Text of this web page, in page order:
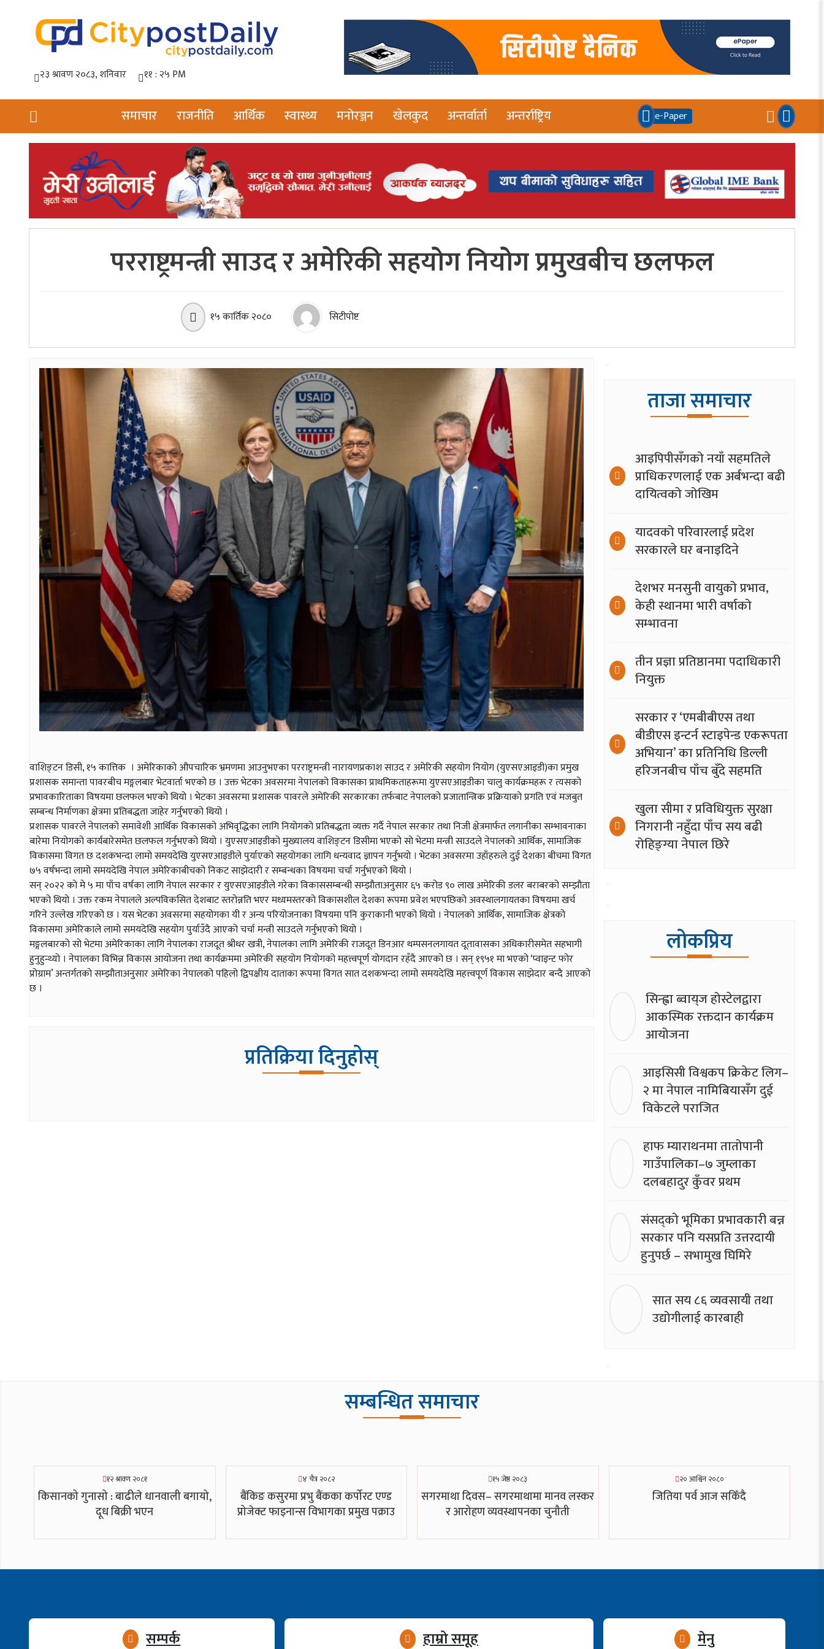
समाचार राजनीति आर्थिक स्वास्थ्य मनोरञ्जन खेलकुद अन्तर्वार्ता अन्तर्राष्ट्रिय e-Paper
परराष्ट्रमन्त्री साउद र अमेरिकी सहयोग नियोग प्रमुखबीच छलफल
१५ कार्तिक २०८० सिटीपोष्ट
वाशिङ्टन डिसी, १५ कात्तिक । अमेरिकाको औपचारिक भ्रमणमा आउनुभएका परराष्ट्रमन्त्री नारायणप्रकाश साउद र अमेरिकी सहयोग नियोग (युएसएआइडी)का प्रमुख
प्रशासक समान्ता पावरबीच मङ्गलबार भेटवार्ता भएको छ । उक्त भेटका अवसरमा नेपालको विकासका प्राथमिकताहरूमा युएसएआइडीका चालु कार्यक्रमहरू र त्यसको
प्रभावकारिताका विषयमा छलफल भएको थियो । भेटका अवसरमा प्रशासक पावरले अमेरिकी सरकारका तर्फबाट नेपालको प्रजातान्त्रिक प्रक्रियाको प्रगति एवं मजबुत
सम्बन्ध निर्माणका क्षेत्रमा प्रतिबद्धता जाहेर गर्नुभएको थियो ।
प्रशासक पावरले नेपालको समावेशी आर्थिक विकासको अभिवृद्धिका लागि नियोगको प्रतिबद्धता व्यक्त गर्दै नेपाल सरकार तथा निजी क्षेत्रमार्फत लगानीका सम्भावनाका
बारेमा नियोगको कार्यबारेसमेत छलफल गर्नुभएको थियो । युएसएआइडीको मुख्यालय वाशिङ्टन डिसीमा भएको सो भेटमा मन्त्री साउदले नेपालको आर्थिक, सामाजिक
विकासमा विगत छ दशकभन्दा लामो समयदेखि युएसएआइडीले पुर्याएको सहयोगका लागि धन्यवाद ज्ञापन गर्नुभयो । भेटका अवसरमा उहाँहरुले दुई देशका बीचमा विगत
७५ वर्षभन्दा लामो समयदेखि नेपाल अमेरिकाबीचको निकट साझेदारी र सम्बन्धका विषयमा चर्चा गर्नुभएको थियो ।
सन् २०२२ को मे ५ मा पाँच वर्षका लागि नेपाल सरकार र युएसएआइडीले गरेका विकाससम्बन्धी सम्झौताअनुसार ६५ करोड ९० लाख अमेरिकी डलर बराबरको सम्झौता
भएको थियो । उक्त रकम नेपालले अल्पविकसित देशबाट स्तरोन्नति भएर मध्यमस्तरको विकासशील देशका रूपमा प्रवेश भएपछिको अवस्थालगायतका विषयमा खर्च
गरिने उल्लेख गरिएको छ । यस भेटका अवसरमा सहयोगका यी र अन्य परियोजनाका विषयमा पनि कुराकानी भएको थियो । नेपालको आर्थिक, सामाजिक क्षेत्रको
विकासमा अमेरिकाले लामो समयदेखि सहयोग पुर्याउँदै आएको चर्चा मन्त्री साउदले गर्नुभएको थियो ।
मङ्गलबारको सो भेटमा अमेरिकाका लागि नेपालका राजदूत श्रीधर खत्री, नेपालका लागि अमेरिकी राजदूत डिनआर थम्पसनलगायत दूतावासका अधिकारीसमेत सहभागी
हुनुहुन्थ्यो । नेपालका विभिन्न विकास आयोजना तथा कार्यक्रममा अमेरिकी सहयोग नियोगको महत्त्वपूर्ण योगदान रहँदै आएको छ । सन् १९५१ मा भएको ‘प्वाइन्ट फोर
प्रोग्राम’ अन्तर्गतको सम्झौताअनुसार अमेरिका नेपालको पहिलो द्विपक्षीय दाताका रूपमा विगत सात दशकभन्दा लामो समयदेखि महत्त्वपूर्ण विकास साझेदार बन्दै आएको
छ ।
प्रतिक्रिया दिनुहोस्
ताजा समाचार
आइपिपीसँगको नयाँ सहमतिले
प्राधिकरणलाई एक अर्बभन्दा बढी
दायित्वको जोखिम
यादवको परिवारलाई प्रदेश
सरकारले घर बनाइदिने
देशभर मनसुनी वायुको प्रभाव,
केही स्थानमा भारी वर्षाको
सम्भावना
तीन प्रज्ञा प्रतिष्ठानमा पदाधिकारी
नियुक्त
सरकार र ‘एमबीबीएस तथा
बीडीएस इन्टर्न स्टाइपेन्ड एकरूपता
अभियान’ का प्रतिनिधि डिल्ली
हरिजनबीच पाँच बुँदे सहमति
खुला सीमा र प्रविधियुक्त सुरक्षा
निगरानी नहुँदा पाँच सय बढी
रोहिङ्ग्या नेपाल छिरे
लोकप्रिय
सिन्ह्वा ब्वाय्‌ज होस्टेलद्वारा
आकस्मिक रक्तदान कार्यक्रम
आयोजना
आइसिसी विश्वकप क्रिकेट लिग–
२ मा नेपाल नामिबियासँग दुई
विकेटले पराजित
हाफ म्याराथनमा तातोपानी
गाउँपालिका–७ जुम्लाका
दलबहादुर कुँवर प्रथम
संसद्को भूमिका प्रभावकारी बन्न
सरकार पनि यसप्रति उत्तरदायी
हुनुपर्छ – सभामुख घिमिरे
सात सय ८६ व्यवसायी तथा
उद्योगीलाई कारबाही
सम्बन्धित समाचार
१२ श्रावण २०८१
किसानको गुनासो : बाढीले धानवाली बगायो,
दूध बिक्री भएन
४ चैत्र २०८२
बैंकिङ कसुरमा प्रभु बैंकका कर्पोरट एण्ड
प्रोजेक्ट फाइनान्स विभागका प्रमुख पक्राउ
१५ जेष्ठ २०८३
सगरमाथा दिवस– सगरमाथामा मानव लस्कर
र आरोहण व्यवस्थापनका चुनौती
२० आश्विन २०८०
जितिया पर्व आज सकिँदै
सम्पर्क हाम्रो समूह मेनु